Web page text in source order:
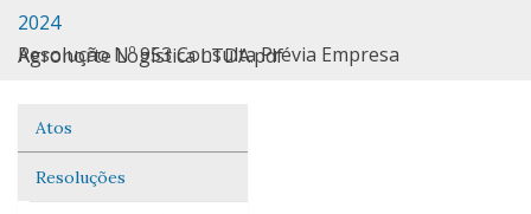
2024
Resolução Nº 953 Consulta Prévia Empresa Agronorte Logística LTDA.pdf
Navegação
Atos
Resoluções